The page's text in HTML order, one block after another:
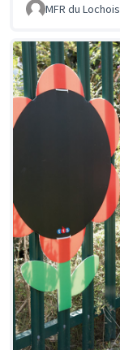
MFR du Lochois